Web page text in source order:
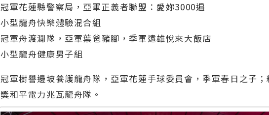
冠軍花蓮縣警察局，亞軍正義者聯盟：愛妳3000遍
小型龍舟快樂體驗混合組
冠軍舟渡瀾隊，亞軍葉爸豬腳，季軍遠雄悅來大飯店
小型龍舟健康男子組
冠軍樹譽邊坡養護龍舟隊，亞軍花蓮手球委員會，季軍春日之子
獎和平電力兆瓦龍舟隊。